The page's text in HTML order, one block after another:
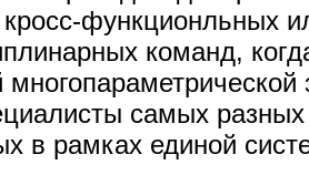
функционльных
команд,
самых
в рамках единой